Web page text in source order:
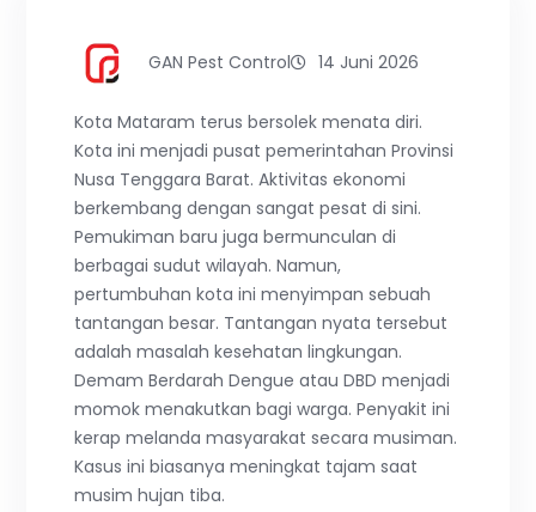
GAN Pest Control 14 Juni 2026
Kota Mataram terus bersolek menata diri.
Kota ini menjadi pusat pemerintahan Provinsi
Nusa Tenggara Barat. Aktivitas ekonomi
berkembang dengan sangat pesat di sini.
Pemukiman baru juga bermunculan di
berbagai sudut wilayah. Namun,
pertumbuhan kota ini menyimpan sebuah
tantangan besar. Tantangan nyata tersebut
adalah masalah kesehatan lingkungan.
Demam Berdarah Dengue atau DBD menjadi
momok menakutkan bagi warga. Penyakit ini
kerap melanda masyarakat secara musiman.
Kasus ini biasanya meningkat tajam saat
musim hujan tiba.